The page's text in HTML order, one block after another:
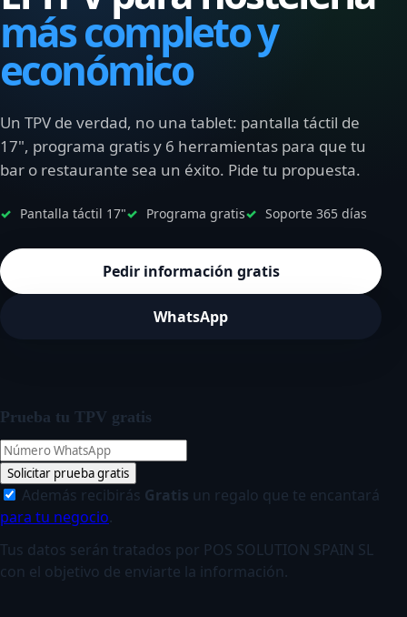
más completo y
económico
Un TPV de verdad, no una tablet: pantalla táctil de
17", programa gratis y 6 herramientas para que tu
bar o restaurante sea un éxito. Pide tu propuesta.
Pantalla táctil 17" Programa gratis Soporte 365 días
Pedir información gratis
WhatsApp
Prueba tu TPV gratis
Solicitar prueba gratis
Además recibirás Gratis un regalo que te encantará
para tu negocio.
Tus datos serán tratados por POS SOLUTION SPAIN SL
con el objetivo de enviarte la información.